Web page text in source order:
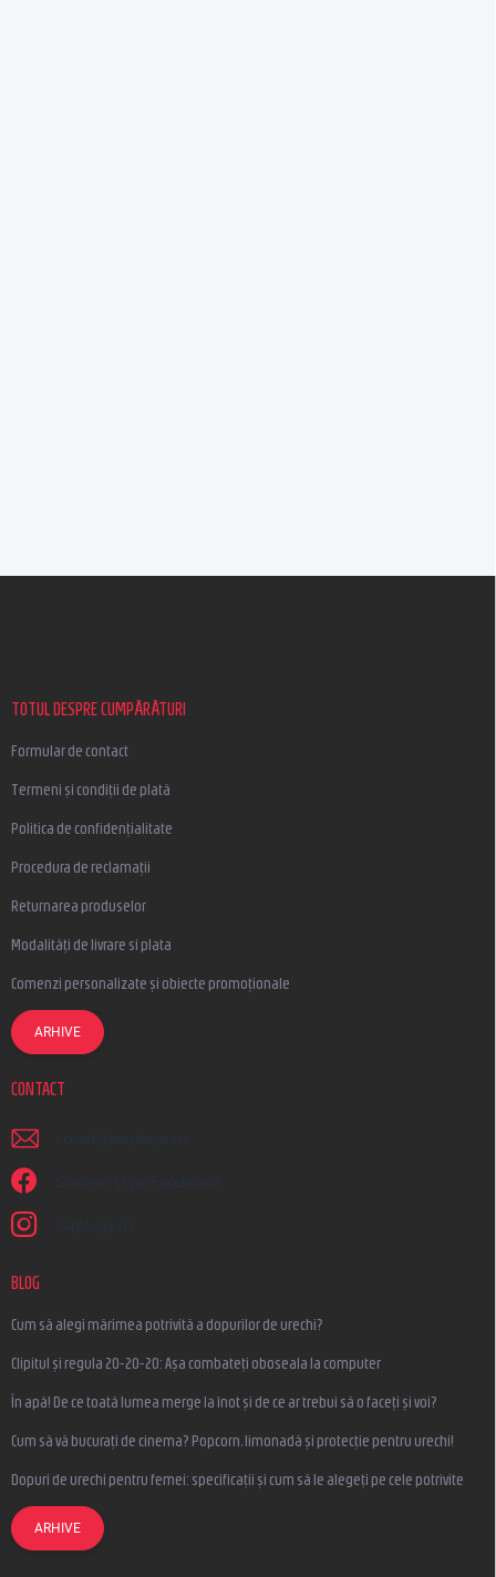
TOTUL DESPRE CUMPĂRĂTURI
Formular de contact
Termeni și condiții de plată
Politica de confidențialitate
Procedura de reclamații
Returnarea produselor
Modalități de livrare si plata
Comenzi personalizate și obiecte promoționale
ARHIVE
CONTACT
scrieti @ earplugs.ro
Suntem și pe Facebook!
earplugs.ro
BLOG
Cum să alegi mărimea potrivită a dopurilor de urechi?
Clipitul și regula 20-20-20: Așa combateți oboseala la computer
În apă! De ce toată lumea merge la înot și de ce ar trebui să o faceți și voi?
Cum să vă bucurați de cinema? Popcorn, limonadă și protecție pentru urechi!
Dopuri de urechi pentru femei: specificații și cum să le alegeți pe cele potrivite
ARHIVE